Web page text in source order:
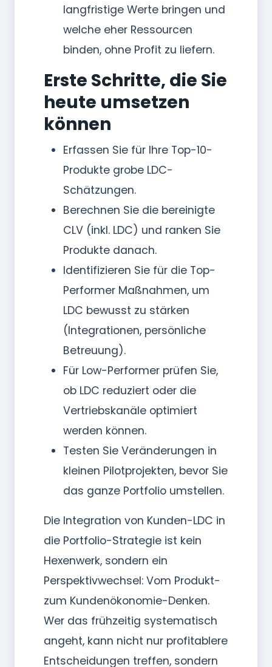
langfristige Werte bringen und
welche eher Ressourcen
binden, ohne Profit zu liefern.
Erste Schritte, die Sie
heute umsetzen
können
Erfassen Sie für Ihre Top-10-
Produkte grobe LDC-
Schätzungen.
Berechnen Sie die bereinigte
CLV (inkl. LDC) und ranken Sie
Produkte danach.
Identifizieren Sie für die Top-
Performer Maßnahmen, um
LDC bewusst zu stärken
(Integrationen, persönliche
Betreuung).
Für Low-Performer prüfen Sie,
ob LDC reduziert oder die
Vertriebskanäle optimiert
werden können.
Testen Sie Veränderungen in
kleinen Pilotprojekten, bevor Sie
das ganze Portfolio umstellen.
Die Integration von Kunden-LDC in
die Portfolio-Strategie ist kein
Hexenwerk, sondern ein
Perspektivwechsel: Vom Produkt-
zum Kundenökonomie-Denken.
Wer das frühzeitig systematisch
angeht, kann nicht nur profitablere
Entscheidungen treffen, sondern